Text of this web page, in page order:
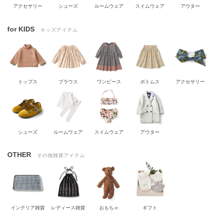
アクセサリー シューズ ルームウェア スイムウェア アウター
for KIDS キッズアイテム
トップス ブラウス ワンピース ボトムス アクセサリー
シューズ ルームウェア スイムウェア アウター
OTHER その他雑貨アイテム
インテリア雑貨 レディース雑貨 おもちゃ ギフト